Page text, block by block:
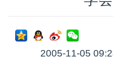
2005-11-05